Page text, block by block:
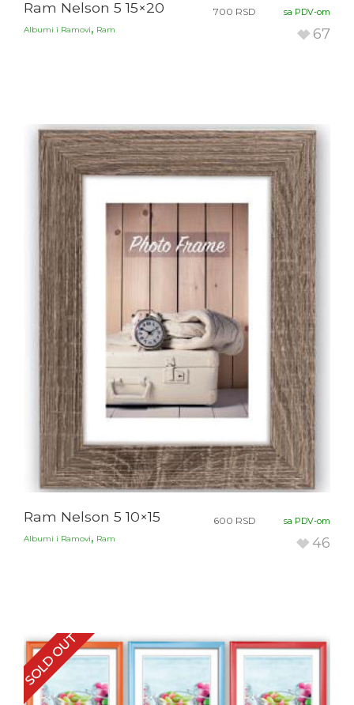
Ram Nelson 5 15×20
Albumi i Ramovi, Ram
700 RSD sa PDV-om
67
Ram Nelson 5 10×15
Albumi i Ramovi, Ram
600 RSD sa PDV-om
46
SOLD OUT